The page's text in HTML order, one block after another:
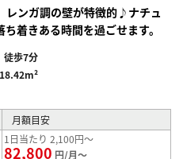
レンガ調の壁が特徴的♪ナチュ
着きある時間を過ごせます。
徒歩7分
18.42m²
月額目安
1日当たり 2,100円～
82,800 円/月～